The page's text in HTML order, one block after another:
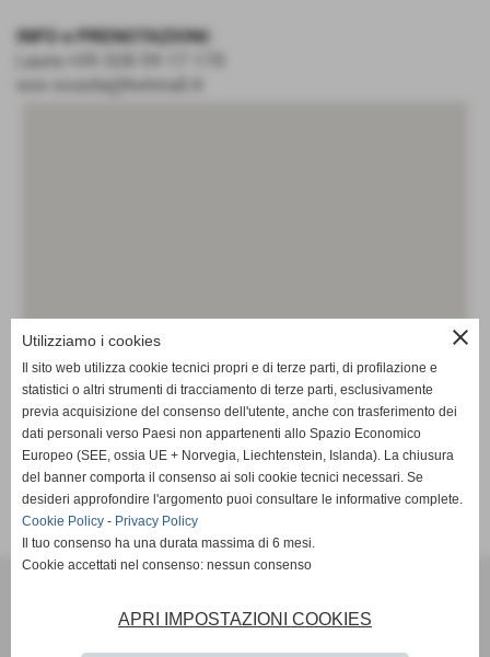
INFO e PRENOTAZIONI:
Laura
sos-scuola@hotmail.it
<< PRECEDENTE
Codice Fiscale 02494940501
Laura:+39 328 59 17 170- Daniele:+39 349 22 33 805-
close
Utilizziamo i cookies
Il sito web utilizza cookie tecnici propri e di terze parti, di profilazione e
statistici o altri strumenti di tracciamento di terze parti, esclusivamente
previa acquisizione del consenso dell'utente, anche con trasferimento dei
dati personali verso Paesi non appartenenti allo Spazio Economico
Europeo (SEE, ossia UE + Norvegia, Liechtenstein, Islanda). La chiusura
del banner comporta il consenso ai soli cookie tecnici necessari. Se
desideri approfondire l'argomento puoi consultare le informative complete.
Cookie Policy - Privacy Policy
Il tuo consenso ha una durata massima di 6 mesi.
Cookie accettati nel consenso: nessun consenso
APRI IMPOSTAZIONI COOKIES